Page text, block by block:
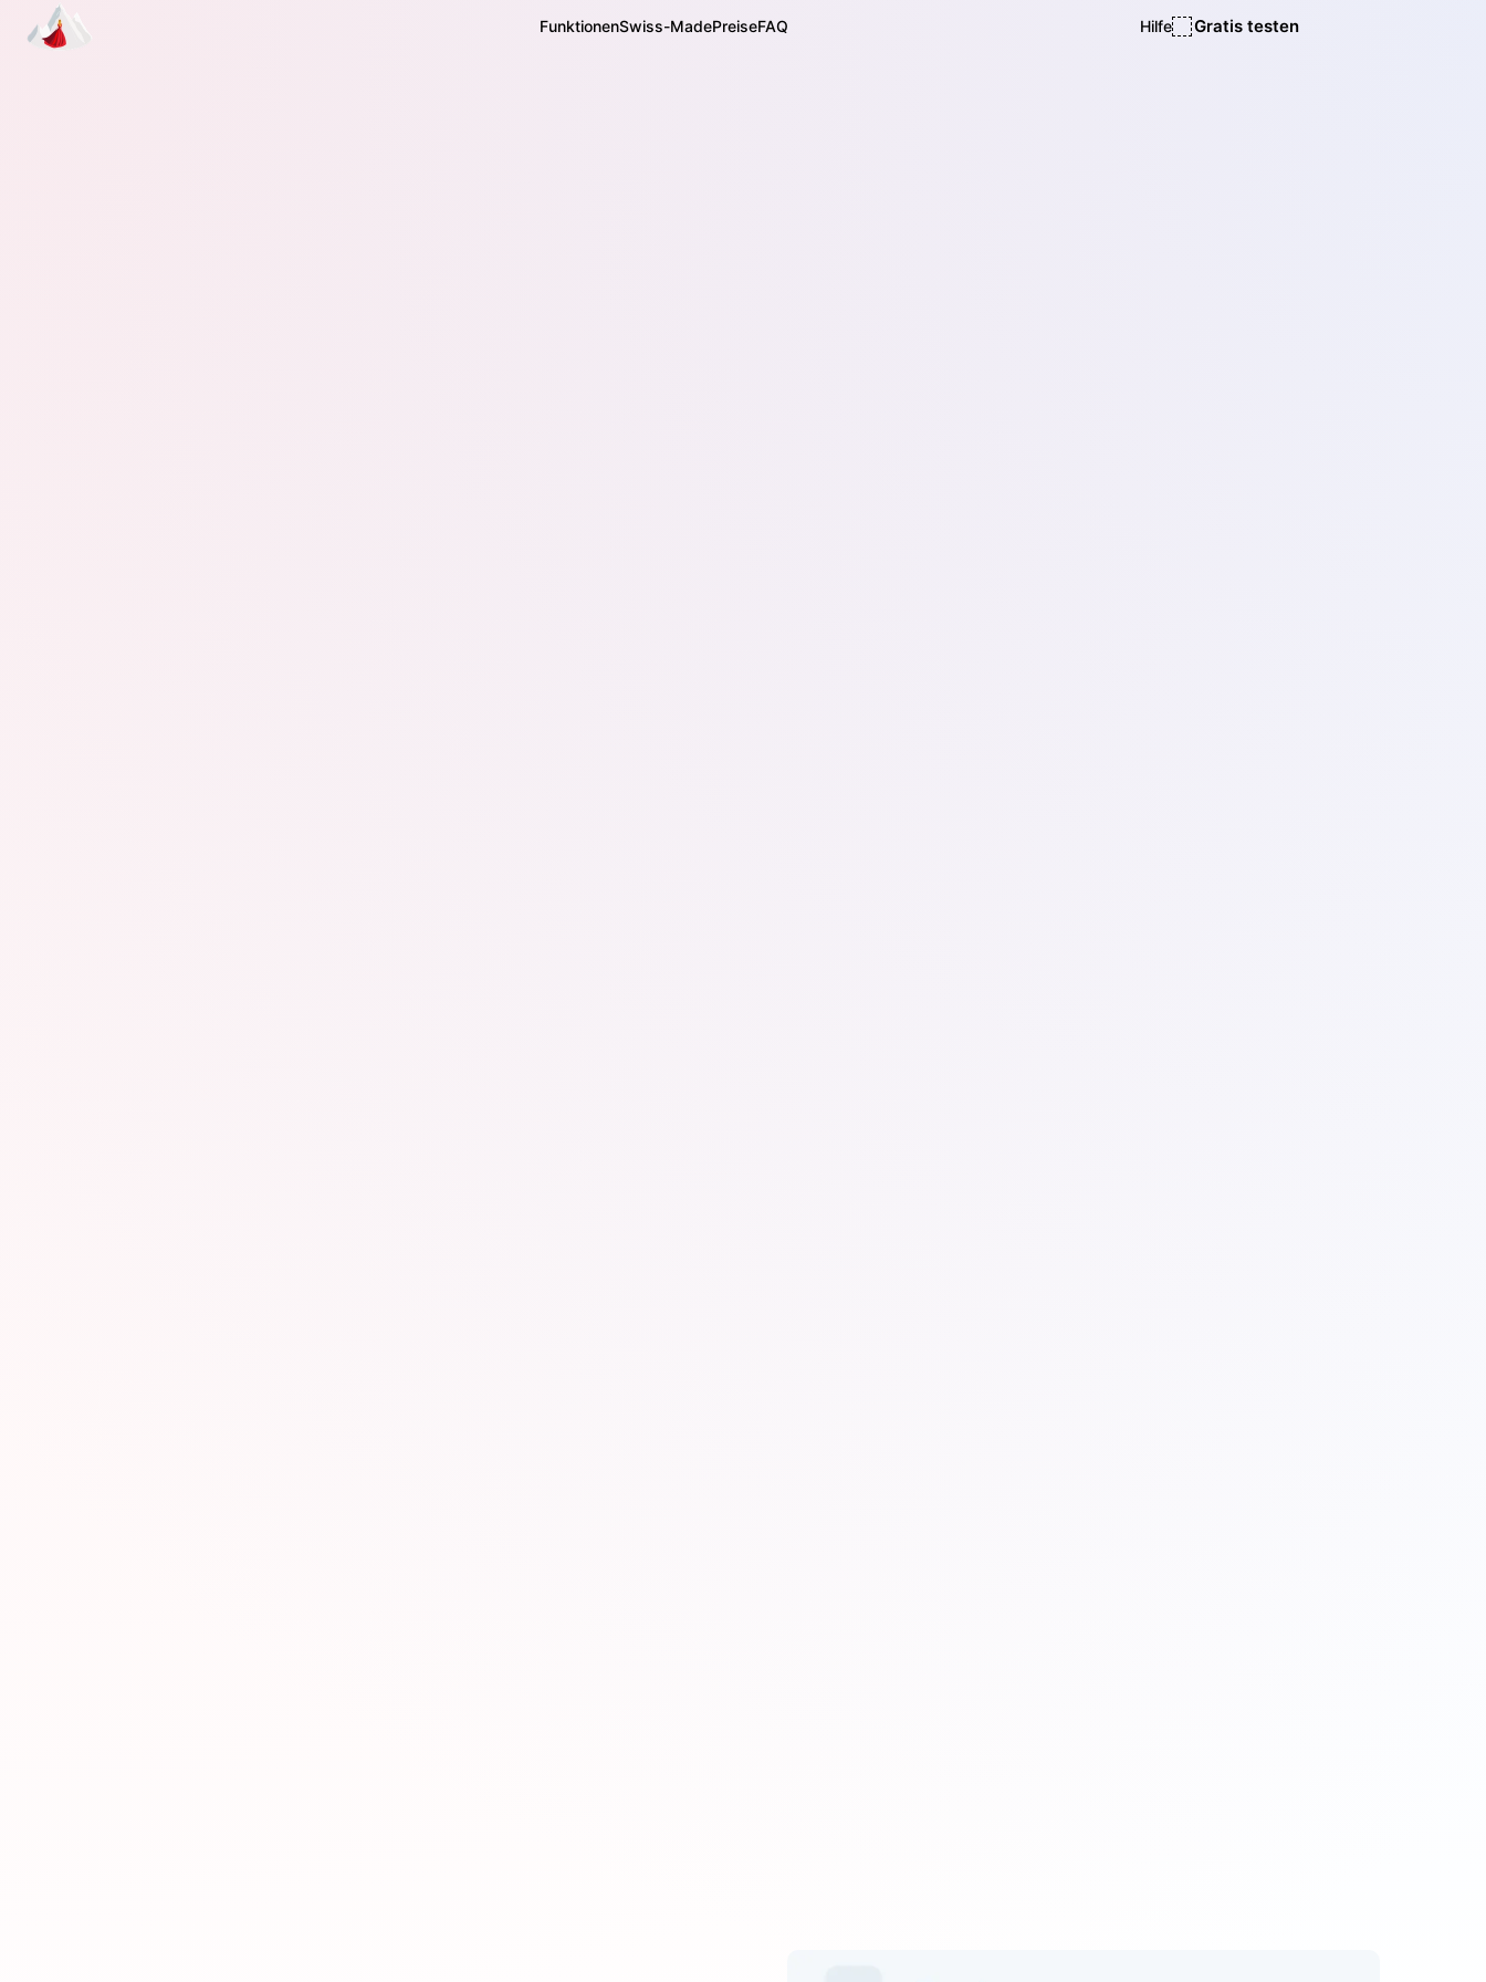
FunktionenSwiss-MadePreiseFAQ Hilfe Gratis testen